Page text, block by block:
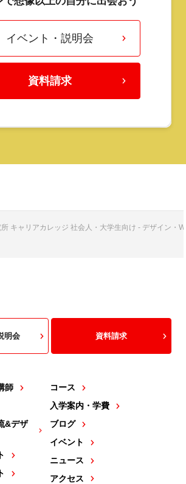
イベント・説明会
資料請求
キャリアカレッジ 社会人・大学生向け - デザイン・
師
&デザ
コース
入学案内・学費
ブログ
イベント
ニュース
アクセス
明会 資料請求